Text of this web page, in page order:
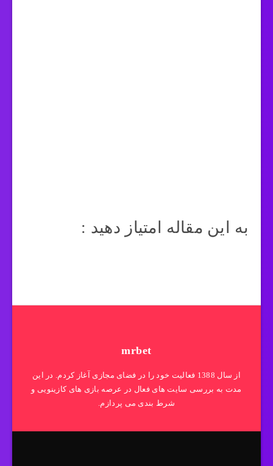
به این مقاله امتیاز دهید :
mrbet
از سال 1388 فعالیت خود را در فضای مجازی آغاز کردم. در این
مدت به بررسی سایت های فعال در عرصه بازی های کازینویی و
شرط بندی می پردازم.